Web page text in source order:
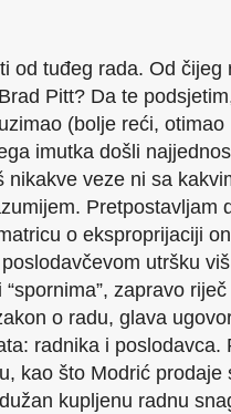
od tuđeg rada. Od čijeg
Pitt? Da te
(bolje reći,
imutka došli
nikakve veze ni sa
Pretpostavljam
o eksproprijaciji
utršku
zapravo
o radu, glava
radnika i poslodavca.
kao što Modrić prodaje
kupljenu radnu